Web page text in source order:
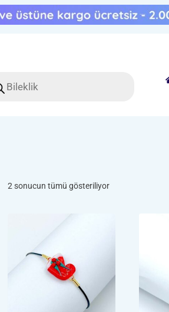
2 sonucun tümü gösteriliyorPopülerliğe